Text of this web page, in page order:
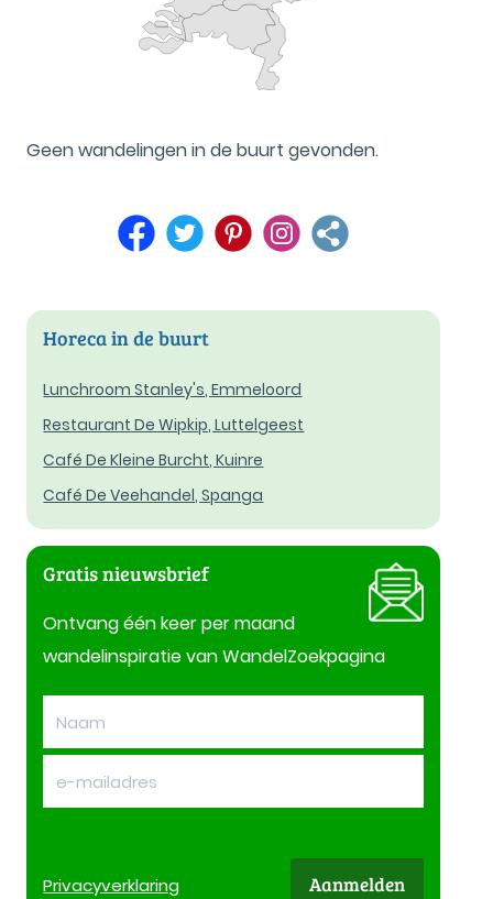
Geen wandelingen in de buurt gevonden.
Horeca in de buurt
Lunchroom Stanley's, Emmeloord
Restaurant De Wipkip, Luttelgeest
Café De Kleine Burcht, Kuinre
Café De Veehandel, Spanga
Gratis nieuwsbrief
Ontvang één keer per maand
wandelinspiratie van WandelZoekpagina
Privacyverklaring Aanmelden